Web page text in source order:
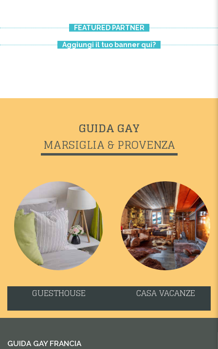
FEATURED PARTNER
Aggiungi il tuo banner qui?
GUIDA GAY
MARSIGLIA & PROVENZA
GUESTHOUSE CASA VACANZE
GUIDA GAY FRANCIA